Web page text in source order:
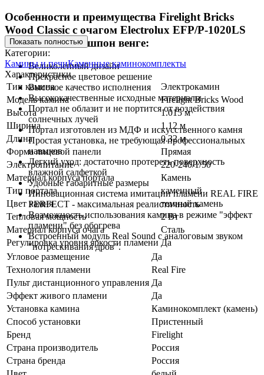
Особенности и преимущества Firelight Bricks
Wood Classic с очагом Electrolux EFP/P-1020LS
камень темный/шпон венге:
Великолепный дизайн
Прекрасное цветовое решение
Высокое качество исполнения
Высококачественные исходные материалы
Портал не облазит и не портится от воздействия
солнечных лучей
Портал изготовлен из МДФ и искусственного камня
Простая установка, не требующая профессиональных
навыков
Легкий уход: достаточно протереть поверхность
влажной салфеткой
Удобные габаритные размеры
Инновационная система имитации пламени REAL FIRE
PERFECT - максимальная реалистичность
Возможность использования камина в режиме "эффект
пламени" без обогрева
Встроенный модуль Real Sound с аналоговым звуком
"потрескивания дров".
Показать полностью
Категории:
Камины и печиКаменные каминокомплекты
Характеристики
Тип камина
Электрокамин
Модель камина
Firelight Bricks Wood
Высота
1.015 м
Ширина
1.12 м
Длина
0.32 м
Форма лицевой панели
Прямая
Электропитание
220-240/1/50
Материал корпуса портала
Камень
Тип портала
каменный
Цвет камня
темный камень
Тепловая мощность
2 Вт
Материал корпуса очага
Сталь
Регулировка уровня яркости пламени Да
Угловое размещение
Да
Технология пламени
Real Fire
Пульт дистанционного управления Да
Эффект живого пламени
Да
Установка камина
Каминокомплект (камень)
Способ установки
Пристенный
Бренд
Firelight
Страна производитель
Россия
Страна бренда
Россия